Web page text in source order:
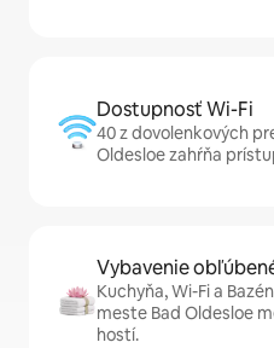
Dostupnosť Wi-Fi
40 z dovolenkových
Oldesloe zahŕňa
Vybavenie
Kuchyňa, Wi-Fi a
meste Bad Oldesloe
hostí.